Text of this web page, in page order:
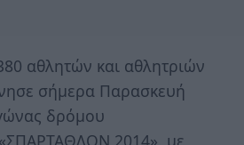
αθλητών και αθλητριών
σήμερα Παρασκευή
δρόμου
2014», με